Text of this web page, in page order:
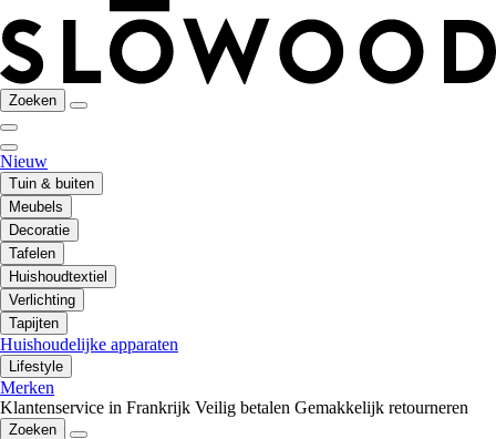
Zoeken
Nieuw
Tuin & buiten
Meubels
Decoratie
Tafelen
Huishoudtextiel
Verlichting
Tapijten
Huishoudelijke apparaten
Lifestyle
Merken
Klantenservice in Frankrijk Veilig betalen Gemakkelijk retourneren
Zoeken